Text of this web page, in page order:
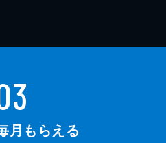
月もらえる